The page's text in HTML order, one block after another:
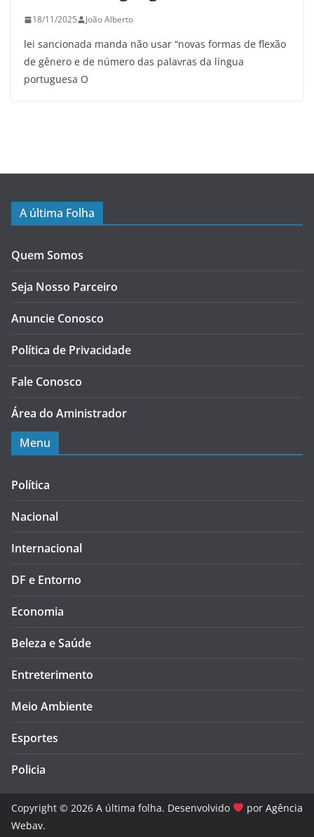
18/11/2025 João Alberto
lei sancionada manda não usar “novas formas de flexão
de gênero e de número das palavras da língua
portuguesa O
A última Folha
Quem Somos
Seja Nosso Parceiro
Anuncie Conosco
Política de Privacidade
Fale Conosco
Área do Aministrador
Menu
Política
Nacional
Internacional
DF e Entorno
Economia
Beleza e Saúde
Entreterimento
Meio Ambiente
Esportes
Policia
Copyright © 2026 A última folha. Desenvolvido por Agência
Webav.